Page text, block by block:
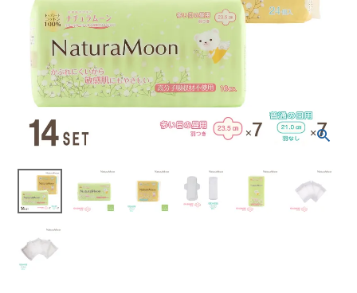
パックセット(多
い日の昼用羽
つき7パック、普
通の日用羽な
し7パック)
7,753 (税込)
ホーム
新商品
カテゴリーから探す
美容・コスメ・香水